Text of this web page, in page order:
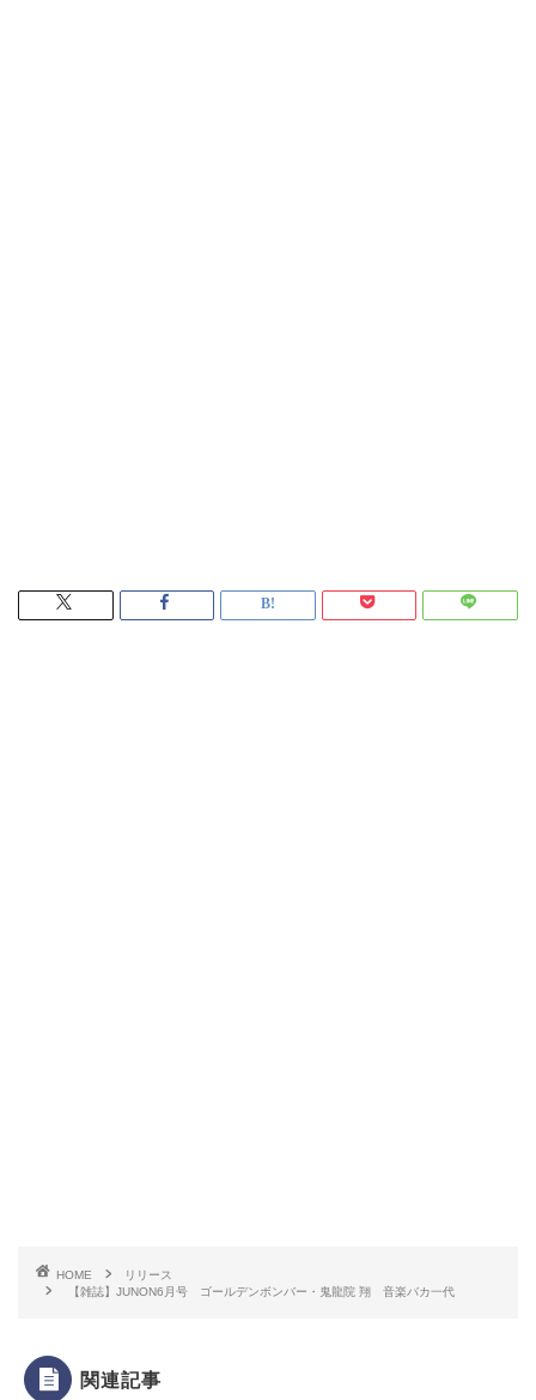
HOME
リリース
【雑誌】JUNON6月号 ゴールデンボンバー・鬼龍院 翔 音楽バカ一代
関連記事